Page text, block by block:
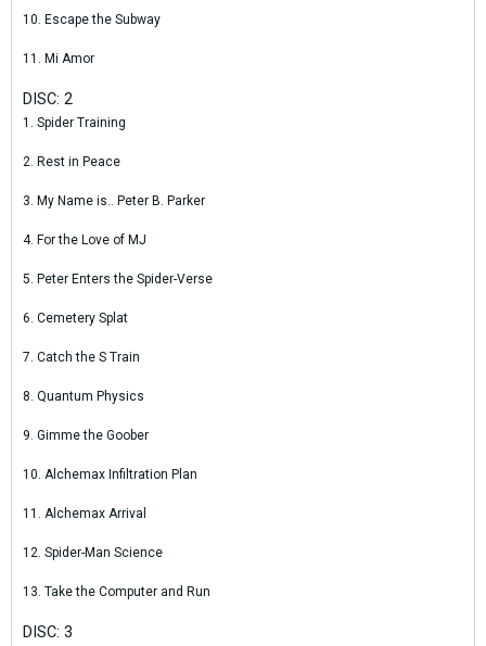
10. Escape the Subway
11. Mi Amor
DISC: 2
1. Spider Training
2. Rest in Peace
3. My Name is.. Peter B. Parker
4. For the Love of MJ
5. Peter Enters the Spider-Verse
6. Cemetery Splat
7. Catch the S Train
8. Quantum Physics
9. Gimme the Goober
10. Alchemax Infiltration Plan
11. Alchemax Arrival
12. Spider-Man Science
13. Take the Computer and Run
DISC: 3